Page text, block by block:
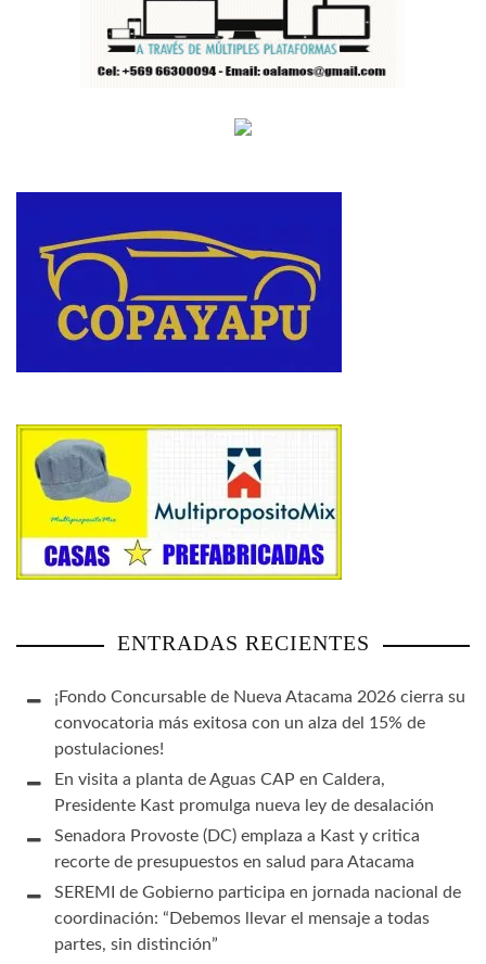
ENTRADAS RECIENTES
¡Fondo Concursable de Nueva Atacama 2026 cierra su
convocatoria más exitosa con un alza del 15% de
postulaciones!
En visita a planta de Aguas CAP en Caldera,
Presidente Kast promulga nueva ley de desalación
Senadora Provoste (DC) emplaza a Kast y critica
recorte de presupuestos en salud para Atacama
SEREMI de Gobierno participa en jornada nacional de
coordinación: “Debemos llevar el mensaje a todas
partes, sin distinción”